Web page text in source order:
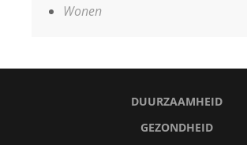
Wonen
DUURZAAMHEID
GEZONDHEID